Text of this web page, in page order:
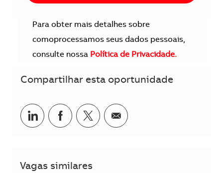
Para obter mais detalhes sobre
comoprocessamos seus dados pessoais,
consulte nossa Política de Privacidade.
Compartilhar esta oportunidade
Compartilhar no LinkedIn
Compartilhar no Facebook
Compartilhar no twitter
Compartilhar por e-
Vagas similares